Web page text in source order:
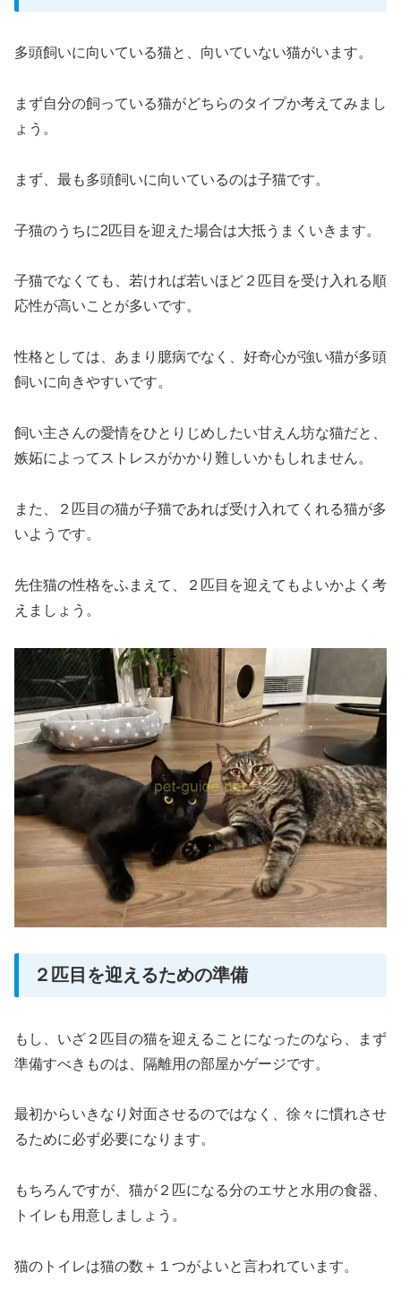
多頭飼いに向いている猫と、向いていない猫がいます。
まず自分の飼っている猫がどちらのタイプか考えてみまし
ょう。
まず、最も多頭飼いに向いているのは子猫です。
子猫のうちに2匹目を迎えた場合は大抵うまくいきます。
子猫でなくても、若ければ若いほど２匹目を受け入れる順
応性が高いことが多いです。
性格としては、あまり臆病でなく、好奇心が強い猫が多頭
飼いに向きやすいです。
飼い主さんの愛情をひとりじめしたい甘えん坊な猫だと、
嫉妬によってストレスがかかり難しいかもしれません。
また、２匹目の猫が子猫であれば受け入れてくれる猫が多
いようです。
先住猫の性格をふまえて、２匹目を迎えてもよいかよく考
えましょう。
２匹目を迎えるための準備
もし、いざ２匹目の猫を迎えることになったのなら、まず
準備すべきものは、隔離用の部屋かゲージです。
最初からいきなり対面させるのではなく、徐々に慣れさせ
るために必ず必要になります。
もちろんですが、猫が２匹になる分のエサと水用の食器、
トイレも用意しましょう。
猫のトイレは猫の数＋１つがよいと言われています。